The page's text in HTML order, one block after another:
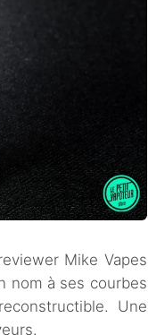
Mike Vapes
nom à ses courbes
Une